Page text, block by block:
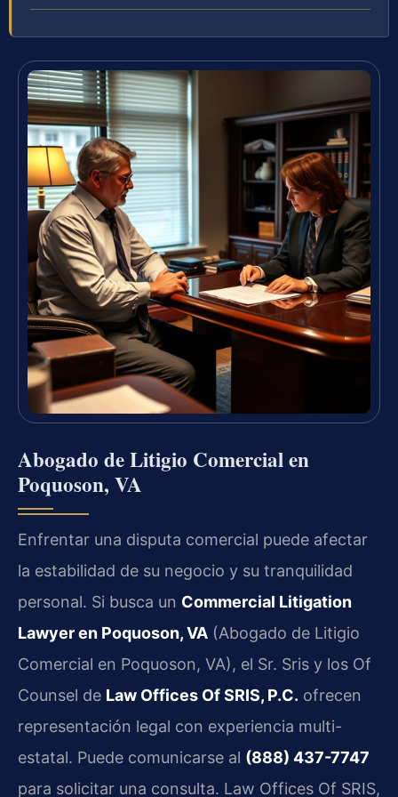
Abogado de Litigio Comercial en
Poquoson, VA
Enfrentar una disputa comercial puede afectar
la estabilidad de su negocio y su tranquilidad
personal. Si busca un Commercial Litigation
Lawyer en Poquoson, VA (Abogado de Litigio
Comercial en Poquoson, VA), el Sr. Sris y los Of
Counsel de Law Offices Of SRIS, P.C. ofrecen
representación legal con experiencia multi-
estatal. Puede comunicarse al (888) 437-7747
para solicitar una consulta. Law Offices Of SRIS,